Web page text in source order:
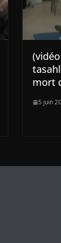
mort
5 juin